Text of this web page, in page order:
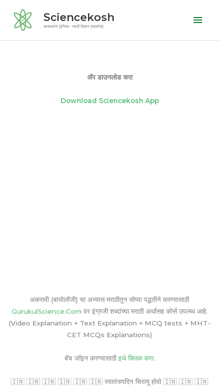
content
Sciencekosh
सायंसकोश (इंग्लिश - मराठी विज्ञान शब्दकोश)
ॲप डाउनलोड करा
Download Sciencekosh App
अकरावी (बायोलॉजी) चा अभ्यास मराठीतून सोप्या पद्धतीने करण्यासाठी
GurukulScience.Com वर इंग्रजी शब्दांच्या मराठी अर्थासह कोर्स उपल्ब्ध आहे.
(Video Explanation + Text Explanation + MCQ tests + MHT-
CET MCQs Explanations)
बॅच जॉइन करण्यासाठी इथे क्लिक करा.
🇮🇳 🇮🇳 🇮🇳 🇮🇳 🇮🇳 🇮🇳 स्वातंत्र्यदिन चिरायू होवो 🇮🇳 🇮🇳 🇮🇳